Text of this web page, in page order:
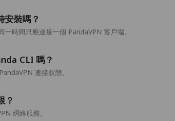
裝嗎？
時間只應連接一個 PandaVPN 客戶端。
CLI 嗎？
連接狀態。
？
網絡服務。